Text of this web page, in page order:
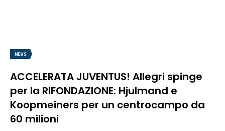
NEWS
ACCELERATA JUVENTUS! Allegri spinge
per la RIFONDAZIONE: Hjulmand e
Koopmeiners per un centrocampo da
60 milioni